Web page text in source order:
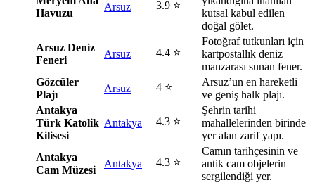
Havuzu
Arsuz 3.9 ⭐
kutsal kabul edilen
doğal gölet.
Arsuz Deniz
Feneri
Arsuz 4.4 ⭐
Fotoğraf tutkunları için
kartpostallık deniz
manzarası sunan fener.
Gözcüler
Plajı
Arsuz 4 ⭐
Arsuz’un en hareketli
ve geniş halk plajı.
Antakya
Türk Katolik
Kilisesi
Antakya 4.3 ⭐
Şehrin tarihi
mahallelerinden birinde
yer alan zarif yapı.
Antakya
Cam Müzesi
Antakya 4.3 ⭐
Camın tarihçesinin ve
antik cam objelerin
sergilendiği yer.